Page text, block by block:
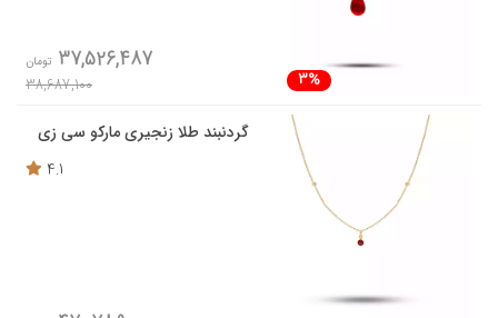
3%
37,526,487 تومان
38,687,100
گردنبند طلا زنجیری مارکو سی زی
4.1